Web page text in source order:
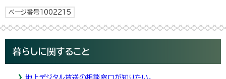
ページ番号1002215
暮らしに関すること
地上デジタル放送の相談窓口が知りたい。